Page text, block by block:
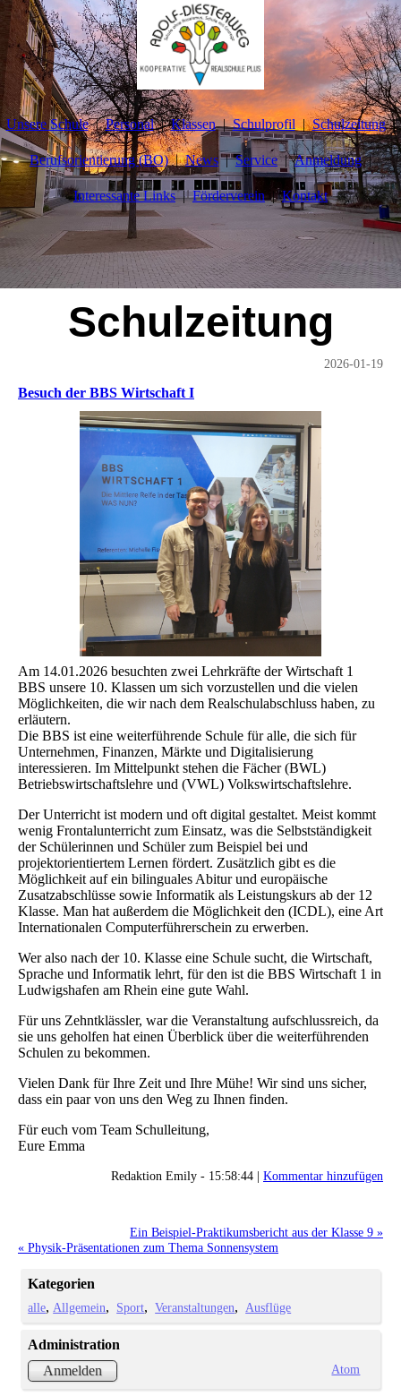
Unsere Schule Personal Klassen Schulprofil Schulzeitung
Berufsorientierung (BO) News Service Anmeldung
Interessante Links Förderverein Kontakt
Schulzeitung
2026-01-19
Besuch der BBS Wirtschaft I
Am 14.01.2026 besuchten zwei Lehrkräfte der Wirtschaft 1
BBS unsere 10. Klassen um sich vorzustellen und die vielen
Möglichkeiten, die wir nach dem Realschulabschluss haben, zu
erläutern.
Die BBS ist eine weiterführende Schule für alle, die sich für
Unternehmen, Finanzen, Märkte und Digitalisierung
interessieren. Im Mittelpunkt stehen die Fächer (BWL)
Betriebswirtschaftslehre und (VWL) Volkswirtschaftslehre.
Der Unterricht ist modern und oft digital gestaltet. Meist kommt
wenig Frontalunterricht zum Einsatz, was die Selbstständigkeit
der Schülerinnen und Schüler zum Beispiel bei und
projektorientiertem Lernen fördert. Zusätzlich gibt es die
Möglichkeit auf ein bilinguales Abitur und europäische
Zusatzabschlüsse sowie Informatik als Leistungskurs ab der 12
Klasse. Man hat außerdem die Möglichkeit den (ICDL), eine Art
Internationalen Computerführerschein zu erwerben.
Wer also nach der 10. Klasse eine Schule sucht, die Wirtschaft,
Sprache und Informatik lehrt, für den ist die BBS Wirtschaft 1 in
Ludwigshafen am Rhein eine gute Wahl.
Für uns Zehntklässler, war die Veranstaltung aufschlussreich, da
sie uns geholfen hat einen Überblick über die weiterführenden
Schulen zu bekommen.
Vielen Dank für Ihre Zeit und Ihre Mühe! Wir sind uns sicher,
dass ein paar von uns den Weg zu Ihnen finden.
Für euch vom Team Schulleitung,
Eure Emma
Redaktion Emily - 15:58:44 | Kommentar hinzufügen
Ein Beispiel-Praktikumsbericht aus der Klasse 9 »
« Physik-Präsentationen zum Thema Sonnensystem
Kategorien
alle Allgemein Sport Veranstaltungen Ausflüge
Administration
Anmelden
Atom